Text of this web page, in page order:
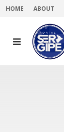
HOME ABOUT